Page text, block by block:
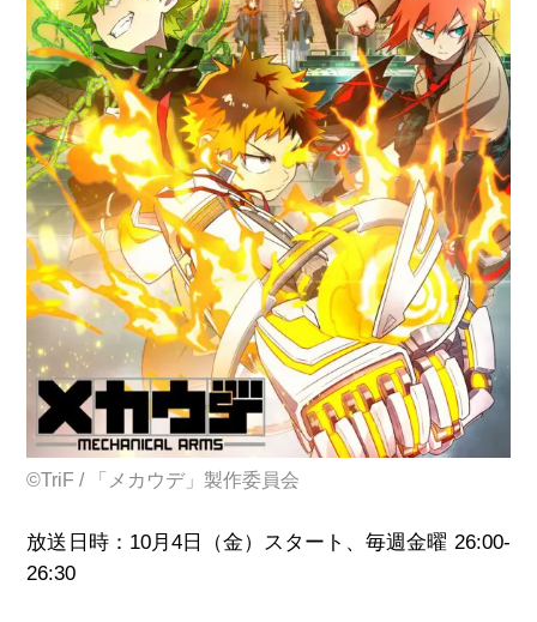
©TriF / 「メカウデ」製作委員会
放送日時：10月4日（金）スタート、毎週金曜 26:00-
26:30